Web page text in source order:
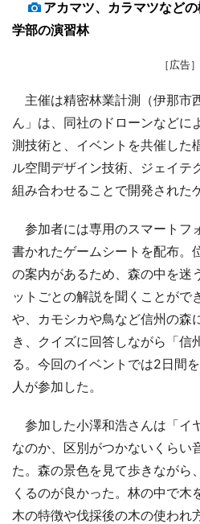
アカマツ、カラマツなど
学部の演習林
［広告］
主催は精密林業計測（伊那市
ん」は、同社のドローンなどに
測技術と、イベントを共催した
ル空間デザイン技術、ジェイテ
組み合わせることで開発された
参加者には専用のスマートフ
書かれたゲームシートを配布。
の案内があるため、森の中を迷
ットごとの解説を聞くことがで
や、カモシカや鳥など信州の森
き、クイズに回答しながら「信
る。今回のイベントでは2日間
人が参加した。
参加した小澤和浩さんは「イ
なのか、区別がつかないくらい
た。森の景色を見て歩きながら
くるのが良かった。林の中で木
木の特徴や伐採後の木の使われ